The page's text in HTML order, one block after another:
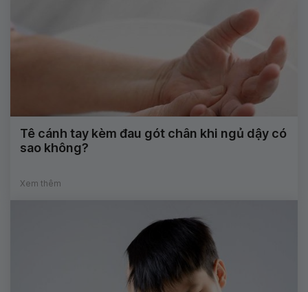
Tê cánh tay kèm đau gót chân khi ngủ dậy có
sao không?
Xem thêm